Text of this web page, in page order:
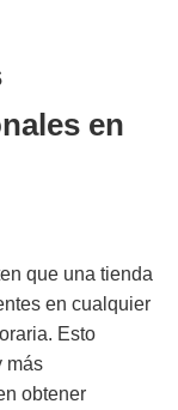
en
que una tienda
en cualquier
Esto
más
obtener